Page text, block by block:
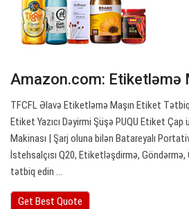
Amazon.com: Etiketləmə
TFCFL Əlavə Etiketləmə Maşın Etiket
Etiket Yazıcı Dəyirmi Şüşə PUQU Etiket
Makinası | Şarj oluna bilən Batareyalı
İstehsalçısı Q20, Etiketləşdirmə,
tətbiq edin ...
Get Best Quote